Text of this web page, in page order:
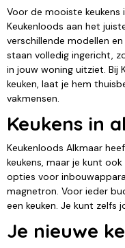
Voor de mooiste keukens
Keukenloods aan het
verschillende modellen
staan volledig ingericht,
in jouw woning uitziet. Bij
keuken, laat je hem
vakmensen.
Keukens in
Keukenloods Alkmaar
keukens, maar je kunt
opties voor
magnetron. Voor ieder
een keuken. Je kunt zelfs
Je nieuwe